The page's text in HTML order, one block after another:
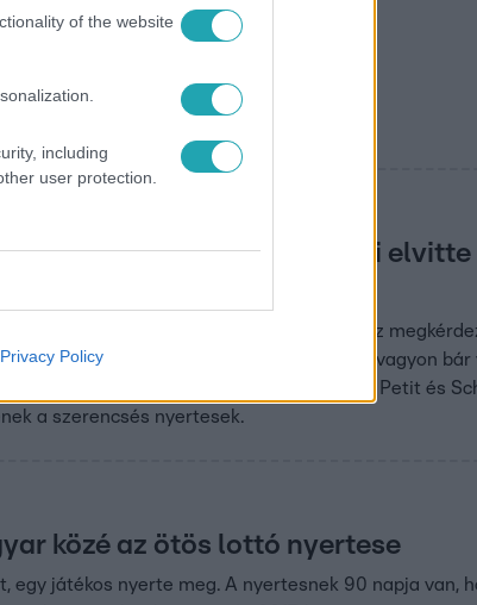
of the website
including
user protection.
Privacy Policy
Balogh Péter annak, aki
azaz több mint 6 milliárd forintot. A Fókusz
Cápák között befektetője szerint egy ilyen vagyon
kívül néhány hírességet, köztük Tihanyi Petit és
a szerencsés nyertesek.
közé az ötös lottó nyertese
játékos nyerte meg. A nyertesnek 90 napja van,